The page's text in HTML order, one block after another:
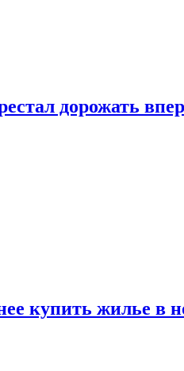
дорожать
купить жилье в